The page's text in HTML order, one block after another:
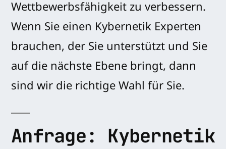
Wettbewerbsfähigkeit zu verbessern.
Wenn Sie einen Kybernetik Experten
brauchen, der Sie unterstützt und Sie
auf die nächste Ebene bringt, dann
sind wir die richtige Wahl für Sie.
Anfrage: Kybernetik